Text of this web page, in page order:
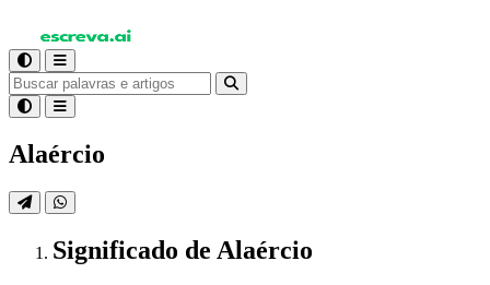
Alaércio
Significado de Alaércio